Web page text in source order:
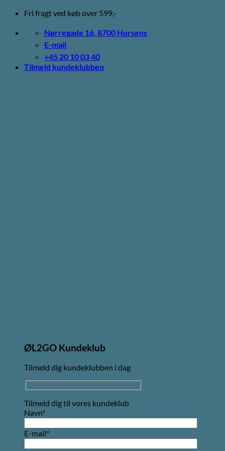
Fortsæt
indhold
Fri fragt ved køb over 599,-
Nørregade 16, 8700 Horsens
E-mail
+45 20 10 03 40
Tilmeld kundeklubben
ØL2GO Kundeklub
Tilmeld dig kundeklubben i dag
Tilmeld dig til vores kundeklub
Navn*
E-mail*